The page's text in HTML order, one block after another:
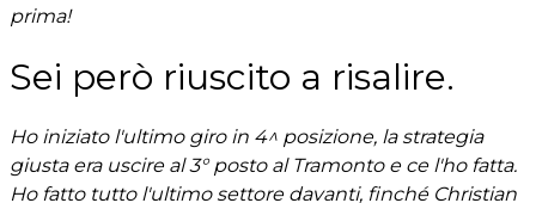
prima!
Sei però riuscito a risalire.
Ho iniziato l'ultimo giro in 4^ posizione, la strategia
giusta era uscire al 3° posto al Tramonto e ce l'ho fatta.
Ho fatto tutto l'ultimo settore davanti, finché Christian